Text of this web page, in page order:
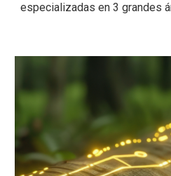
especializadas en 3 grandes